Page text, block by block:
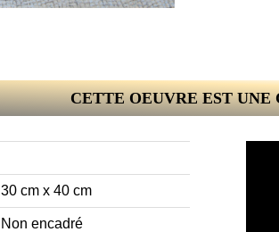
CETTE OEUVRE EST UNE
30 cm x 40 cm
Non encadré